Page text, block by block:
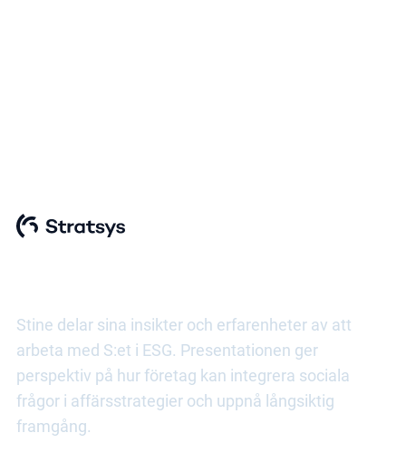
kopplat till sociala
Stine delar sina insikter och erfarenheter av att
arbeta med S:et i ESG. Presentationen ger
perspektiv på hur företag kan integrera sociala
frågor i affärsstrategier och uppnå långsiktig
framgång.